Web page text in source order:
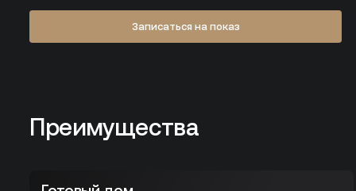
Записаться на показ
Преимущества
Преимущества